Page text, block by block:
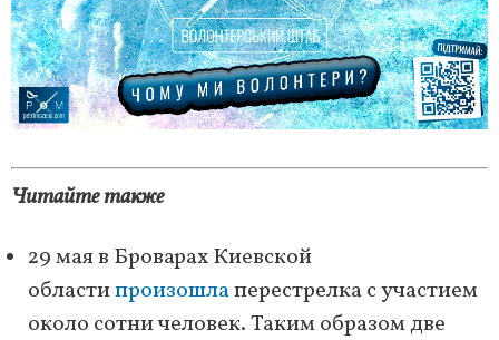
Читайте также
29 мая в Броварах Киевской
областипроизошлаперестрелка с участием
около сотни человек. Таким образом две